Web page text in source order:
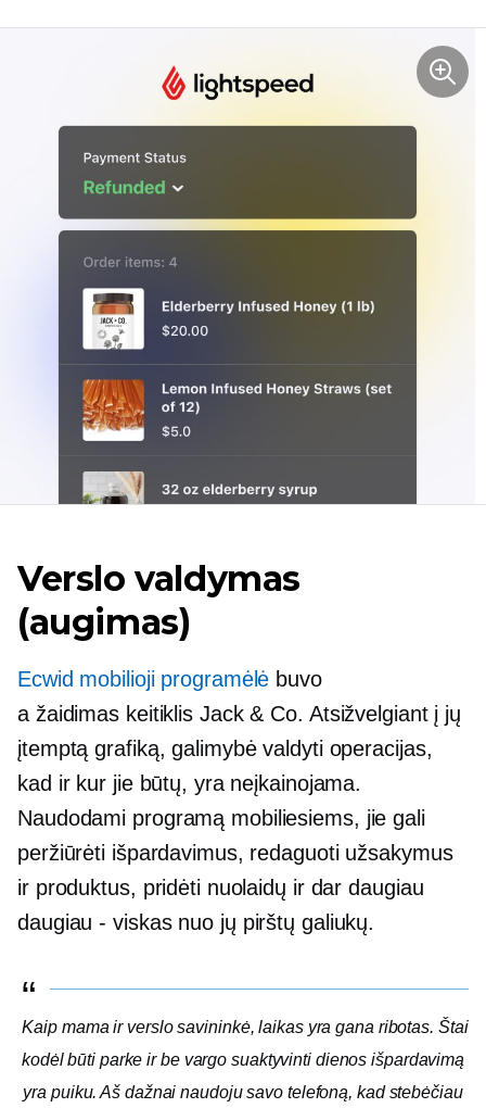
Verslo valdymas
(augimas)
Ecwid mobilioji programėlė buvo
a žaidimas keitiklis Jack & Co. Atsižvelgiant į jų
įtemptą grafiką, galimybė valdyti operacijas,
kad ir kur jie būtų, yra neįkainojama.
Naudodami programą mobiliesiems, jie gali
peržiūrėti išpardavimus, redaguoti užsakymus
ir produktus, pridėti nuolaidų ir dar daugiau
daugiau - viskasnuo jų pirštų galiukų.
Kaip mama ir verslo savininkė, laikas yra gana ribotas. Štai
kodėl būti parke ir be vargo suaktyvinti dienos išpardavimą
yra puiku. Aš dažnai naudoju savo telefoną, kad stebėčiau